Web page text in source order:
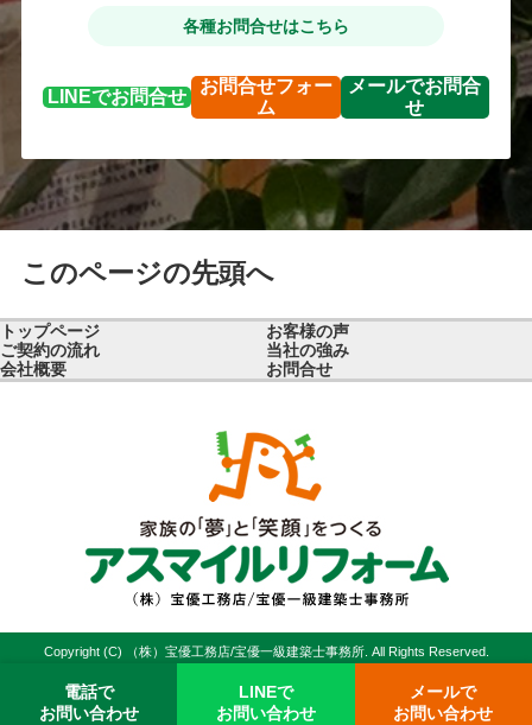
各種お問合せはこちら
LINEでお問合せ
お問合せフォー
ム
メールでお問合
せ
このページの先頭へ
トップページ
お客様の声
ご契約の流れ
当社の強み
会社概要
お問合せ
Copyright (C) （株）宝優工務店/宝優一級建築士事務所. All Rights Reserved.
電話で
お問い合わせ
LINEで
お問い合わせ
メールで
お問い合わせ